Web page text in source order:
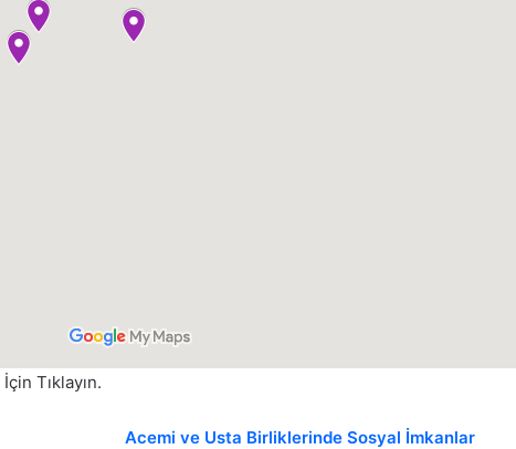
İçin Tıklayın.
Acemi ve Usta Birliklerinde Sosyal İmkanlar